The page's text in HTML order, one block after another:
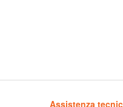
Assistenza